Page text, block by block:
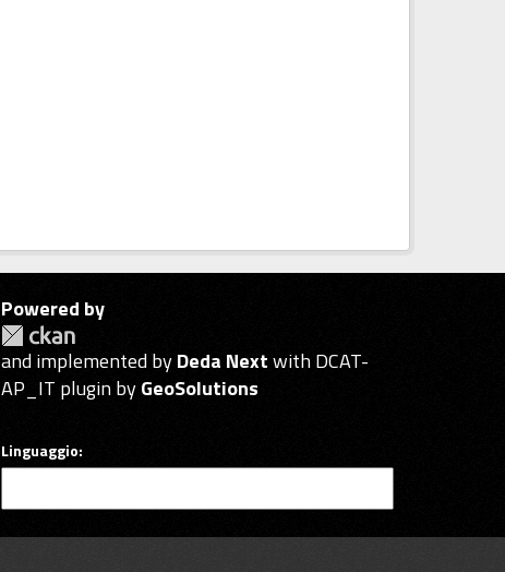
Powered by
and implemented byDeda Nextwith DCAT-
AP_IT plugin byGeoSolutions
Linguaggio